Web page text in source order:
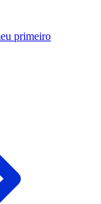
primeiro